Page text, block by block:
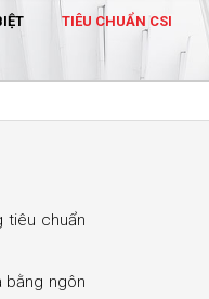
TIÊU CHUẨN CSI
tiêu chuẩn
bằng ngôn